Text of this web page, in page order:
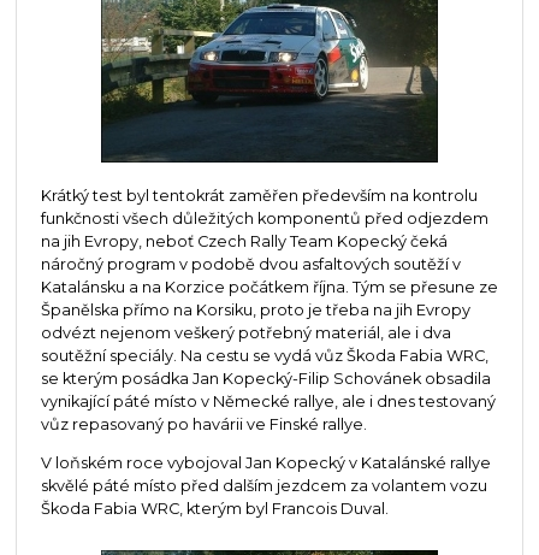
Krátký test byl tentokrát zaměřen především na kontrolu
funkčnosti všech důležitých komponentů před odjezdem
na jih Evropy, neboť Czech Rally Team Kopecký čeká
náročný program v podobě dvou asfaltových soutěží v
Katalánsku a na Korzice počátkem října. Tým se přesune ze
Španělska přímo na Korsiku, proto je třeba na jih Evropy
odvézt nejenom veškerý potřebný materiál, ale i dva
soutěžní speciály. Na cestu se vydá vůz Škoda Fabia WRC,
se kterým posádka Jan Kopecký-Filip Schovánek obsadila
vynikající páté místo v Německé rallye, ale i dnes testovaný
vůz repasovaný po havárii ve Finské rallye.
V loňském roce vybojoval Jan Kopecký v Katalánské rallye
skvělé páté místo před dalším jezdcem za volantem vozu
Škoda Fabia WRC, kterým byl Francois Duval.